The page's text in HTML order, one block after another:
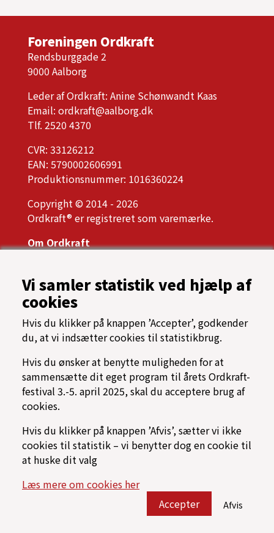
Foreningen Ordkraft
Rendsburggade 2
9000 Aalborg
Leder af Ordkraft: Anine Schønwandt Kaas
Email: ordkraft@aalborg.dk
Tlf. 2520 4370
CVR: 33126212
EAN: 5790002606991
Produktionsnummer: 1016360224
Copyright © 2014 - 2026
Ordkraft® er registreret som varemærke.
Om Ordkraft
Presse
Samarbejdspartnere
Tilgængelighed
Oftest stillede spørgsmål
Cookiespolitik
Programarkiv
→ Find vej til Nordkraft
⟳ Find rundt på Ordkraft
Vi samler statistik ved hjælp af
cookies
Hvis du klikker på knappen ’Accepter’, godkender
du, at vi indsætter cookies til statistikbrug.
Hvis du ønsker at benytte muligheden for at
sammensætte dit eget program til årets Ordkraft-
festival 3.-5. april 2025, skal du acceptere brug af
cookies.
Hvis du klikker på knappen ’Afvis’, sætter vi ikke
cookies til statistik – vi benytter dog en cookie til
at huske dit valg
Læs mere om cookies her
Accepter
Afvis